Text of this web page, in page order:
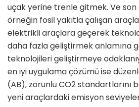
uçak yerine trenle gitmek. Ve
örneğin fosil yakıtla çalışan
elektrikli araçlara geçerek
daha fazla geliştirmek anlamına
teknolojileri geliştirmeye
en iyi uygulama çözümü ise
(AB), zorunlu CO2 standartlarını
yeni araçlardaki emisyon